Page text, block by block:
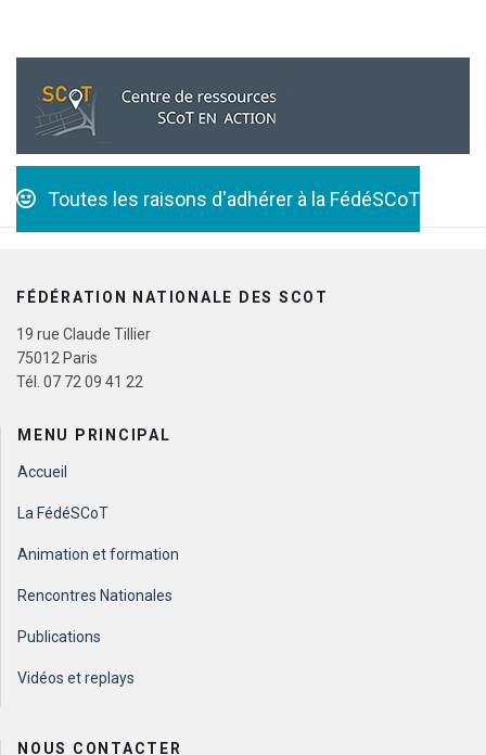
Toutes les raisons d'adhérer à la FédéSCoT
FÉDÉRATION NATIONALE DES SCOT
19 rue Claude Tillier
75012 Paris
Tél. 07 72 09 41 22
MENU PRINCIPAL
Accueil
La FédéSCoT
Animation et formation
Rencontres Nationales
Publications
Vidéos et replays
NOUS CONTACTER